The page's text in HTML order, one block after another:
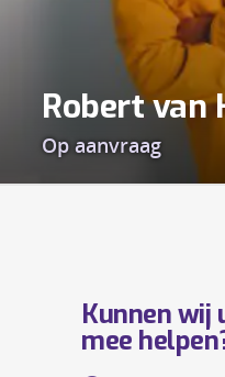
Robert van
Op aanvraag
Kunnen wij
mee